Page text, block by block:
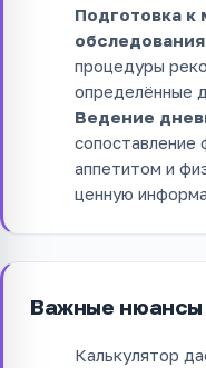
Подготовка
процедуры
определённые
Ведение
сопоставление
аппетитом и
ценную
Важные нюансы
Калькулятор